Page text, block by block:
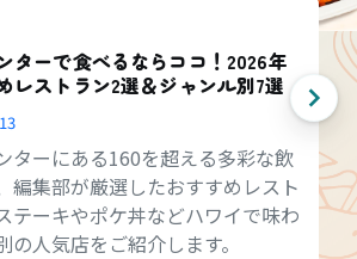
ターで食べるならココ！2026年
レストラン2選＆ジャンル別7選
ターにある160を超える多彩な飲
編集部が厳選したおすすめレスト
テーキやポケ丼などハワイで味わ
の人気店をご紹介します。